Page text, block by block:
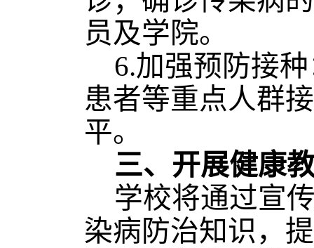
员及学院。
6.加强预防接
患者等重点人群
平。
三、 开展健康
学校将通过宣
染病防治知识，